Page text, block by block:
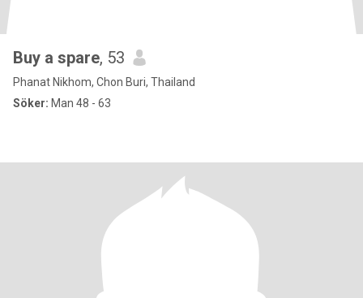
Buy a spare, 53
Phanat Nikhom, Chon Buri, Thailand
Söker: Man 48 - 63